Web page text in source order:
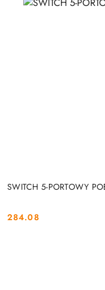
SWITCH 5-PORTOWY
Cena:
284.08